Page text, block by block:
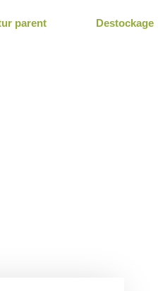
parent Destockage